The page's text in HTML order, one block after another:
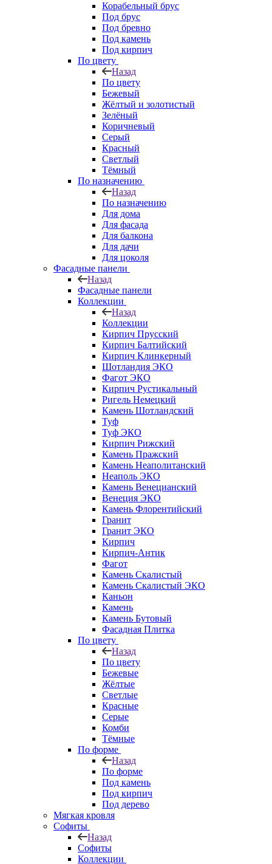
Корабельный брус
Под брус
Под бревно
Под камень
Под кирпич
По цвету
Назад
По цвету
Бежевый
Жёлтый и золотистый
Зелёный
Коричневый
Серый
Красный
Светлый
Тёмный
По назначению
Назад
По назначению
Для дома
Для фасада
Для балкона
Для дачи
Для цоколя
Фасадные панели
Назад
Фасадные панели
Коллекции
Назад
Коллекции
Кирпич Прусский
Кирпич Балтийский
Кирпич Клинкерный
Шотландия ЭКО
Фагот ЭКО
Кирпич Рустикальный
Ригель Немецкий
Камень Шотландский
Туф
Туф ЭКО
Кирпич Рижский
Камень Пражский
Камень Неаполитанский
Неаполь ЭКО
Камень Венецианский
Венеция ЭКО
Камень Флорентийский
Гранит
Гранит ЭКО
Кирпич
Кирпич-Антик
Фагот
Камень Скалистый
Камень Скалистый ЭКО
Каньон
Камень
Камень Бутовый
Фасадная Плитка
По цвету
Назад
По цвету
Бежевые
Жёлтые
Светлые
Красные
Серые
Комби
Тёмные
По форме
Назад
По форме
Под камень
Под кирпич
Под дерево
Мягкая кровля
Софиты
Назад
Софиты
Коллекции